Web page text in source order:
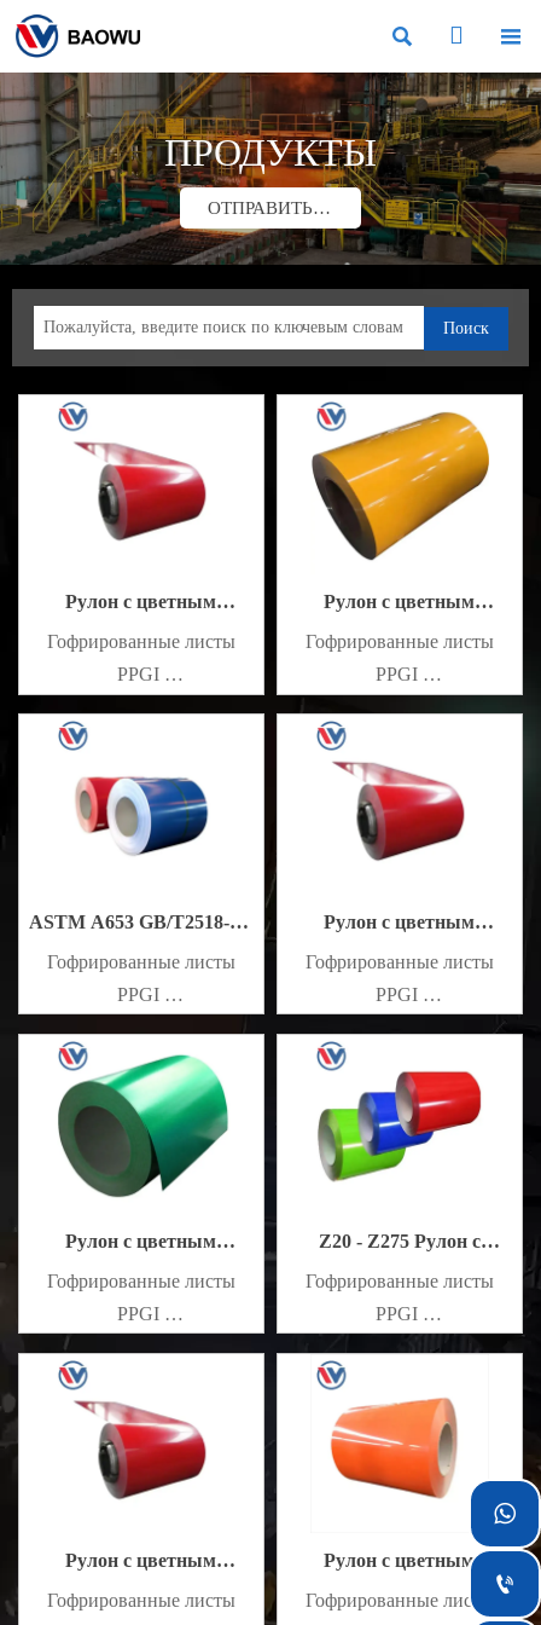
  
ПРОДУКТЫ
ОТПРАВИТЬ ЗАПРОС
Поиск
Рулон с цветным
покрытием RAL Color
Гофрированные листы
PPGI
Рулон с цветным
покрытием PE, PVDF,
SMP, HDP
Гофрированные листы
PPGI
ASTM A653 GB/T2518-88,
GB11253-9, BS рулон с
Гофрированные листы
PPGI
G3313
Рулон с цветным
покрытием JIS G3302, JIS
Гофрированные листы
PPGI
Стандарт JIS G3302, JIS
Рулон с цветным
покрытием AZ30 - AZ150
Гофрированные листы
PPGI
Стандарт JIS G3302, JIS
Z20 - Z275 Рулон с
цветным покрытием
Гофрированные листы
PPGI
Стандарт JIS G3302, JIS
Рулон с цветным
Гофрированные листы
Рулон с цветным
Гофрированные листы

